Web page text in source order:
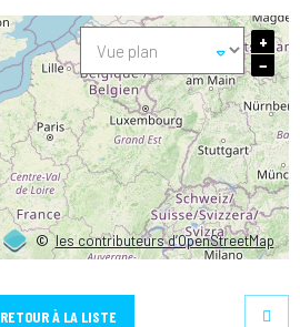
©les contributeurs d’OpenStreetMap
+
−
RETOUR À LA LISTE